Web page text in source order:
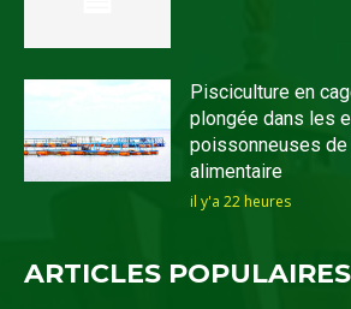
Pisciculture en
plongée dans les
poissonneuses
alimentaire
il y'a 22 heures
ARTICLES POPULAIRES